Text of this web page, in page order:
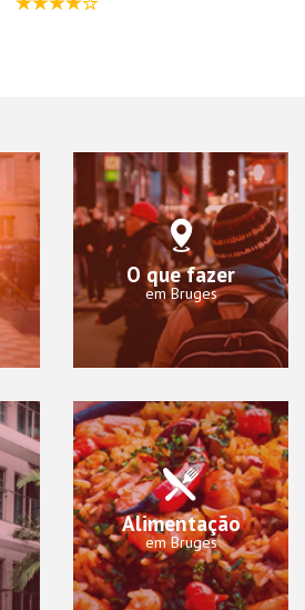
O que fazer
em Bruges
Alimentação
em Bruges